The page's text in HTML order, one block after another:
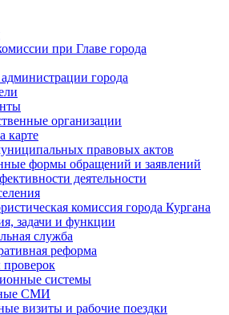
при Главе города
города
организации
карте
правовых актов
формы обращений и заявлений
деятельности
комиссия города Кургана
задачи и функции
служба
реформа
проверок
системы
СМИ
визиты и рабочие поездки